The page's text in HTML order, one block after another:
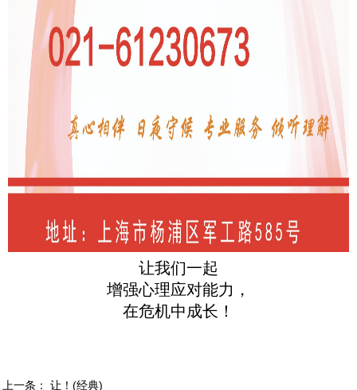
让我们一起
增强心理应对能力，
在危机中成长！
上一条： 让！(经典)